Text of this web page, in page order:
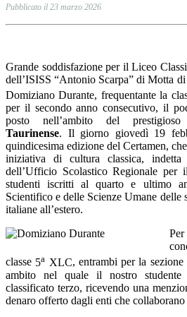
Pubblicato il 23 marzo 2026
Grande soddisfazione per il Liceo
dell’ISISS “Antonio Scarpa” di Motta
Domiziano Durante, frequentante la
per il secondo anno consecutivo, il
posto nell’ambito del
Taurinense. Il giorno giovedì 19
quindicesima edizione del Certamen,
iniziativa di cultura classica, indetta
dell’Ufficio Scolastico Regionale per
studenti iscritti al quarto e ultimo
Scientifico e delle Scienze Umane delle
italiane all’estero.
classe 5a XLC, entrambi per la
ambito nel quale il nostro
classificato terzo, ricevendo una
denaro offerto dagli enti che